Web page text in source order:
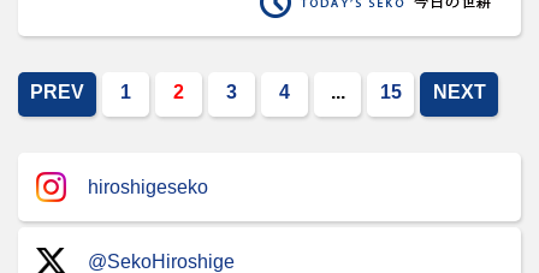
PREV 1 2 3 4 ... 15 NEXT
hiroshigeseko
@SekoHiroshige